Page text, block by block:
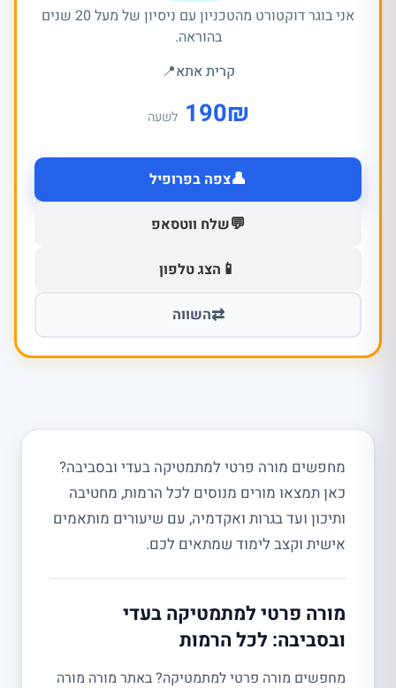
אני בוגר דוקטורט מהטכניון עם ניסיון של מעל 20 שנים
בהוראה.
קרית אתא📍
₪
190 לשעה
👤צפה בפרופיל
💬שלח ווטסאפ
📱 הצג טלפון
⇄השווה
מחפשים מורה פרטי למתמטיקה בעדי ובסביבה?
כאן תמצאו מורים מנוסים לכל הרמות, מחטיבה
ותיכון ועד בגרות ואקדמיה, עם שיעורים מותאמים
אישית וקצב לימוד שמתאים לכם.
מורה פרטי למתמטיקה בעדי
ובסביבה: לכל הרמות
מחפשים מורה פרטי למתמטיקה? באתר מורה מורה